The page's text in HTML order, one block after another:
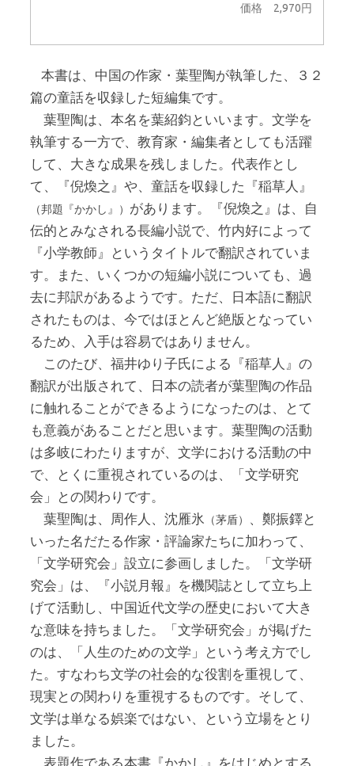
価格 2,970円
本書は、中国の作家・葉聖陶が執筆した、３２
篇の童話を収録した短編集です。
葉聖陶は、本名を葉紹鈞といいます。文学を
執筆する一方で、教育家・編集者としても活躍
して、大きな成果を残しました。代表作とし
て、『倪煥之』や、童話を収録した『稲草人』
（邦題『かかし』） があります。『倪煥之』は、自
伝的とみなされる長編小説で、竹内好によって
『小学教師』というタイトルで翻訳されていま
す。また、いくつかの短編小説についても、過
去に邦訳があるようです。ただ、日本語に翻訳
されたものは、今ではほとんど絶版となってい
るため、入手は容易ではありません。
このたび、福井ゆり子氏による『稲草人』の
翻訳が出版されて、日本の読者が葉聖陶の作品
に触れることができるようになったのは、とて
も意義があることだと思います。葉聖陶の活動
は多岐にわたりますが、文学における活動の中
で、とくに重視されているのは、「文学研究
会」との関わりです。
葉聖陶は、周作人、沈雁氷
（茅盾）
、鄭振鐸と
いった名だたる作家・評論家たちに加わって、
「文学研究会」設立に参画しました。「文学研
究会」は、『小説月報』を機関誌として立ち上
げて活動し、中国近代文学の歴史において大き
な意味を持ちました。「文学研究会」が掲げた
のは、「人生のための文学」という考え方でし
た。すなわち文学の社会的な役割を重視して、
現実との関わりを重視するものです。そして、
文学は単なる娯楽ではない、という立場をとり
ました。
表題作である本書『かかし』をはじめとする